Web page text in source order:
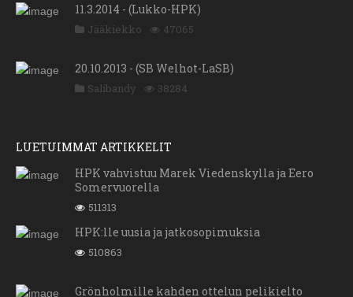
11.3.2014 - (Lukko-HPK)
Jääkiekko 47065
20.10.2013 - (SB Welhot-LaSB)
Salibandy 38284
LUETUIMMAT ARTIKKELIT
HPK vahvistuu Marek Viedenskylla ja Eero
Somervuorella
511313
HPK:lle uusia ja jatkosopimuksia
510863
Grönholmille kahden ottelun pelikielto